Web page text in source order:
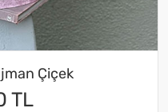
Çiçek
TL